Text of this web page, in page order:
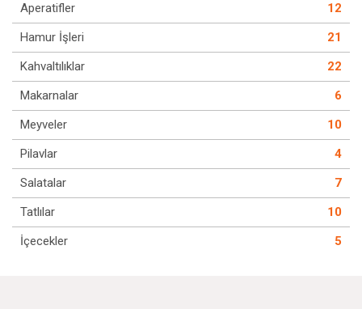
Aperatifler
12
Hamur İşleri
21
Kahvaltılıklar
22
Makarnalar
6
Meyveler
10
Pilavlar
4
Salatalar
7
Tatlılar
10
İçecekler
5